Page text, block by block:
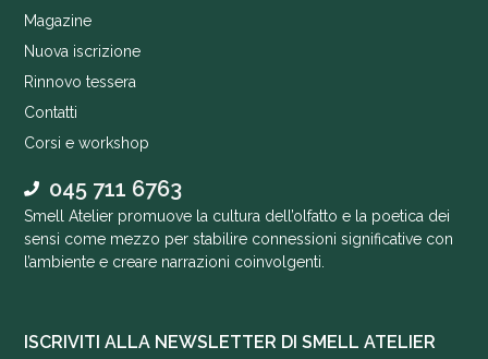
Magazine
Nuova iscrizione
Rinnovo tessera
Contatti
Corsi e workshop
045 711 6763
Smell Atelier promuove la cultura dell’olfatto e la poetica dei
sensi come mezzo per stabilire connessioni significative con
l’ambiente e creare narrazioni coinvolgenti.
ISCRIVITI ALLA NEWSLETTER DI SMELL ATELIER